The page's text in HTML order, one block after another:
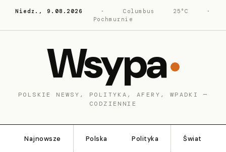
Niedz., 9.08.2026 · Columbus 25°C
·
Pochmurnie
Wsypa
POLSKIE NEWSY, POLITYKA, AFERY, WPADKI —
CODZIENNIE
Najnowsze Polska Polityka Świat